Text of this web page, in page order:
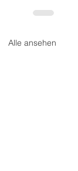
Alle ansehen